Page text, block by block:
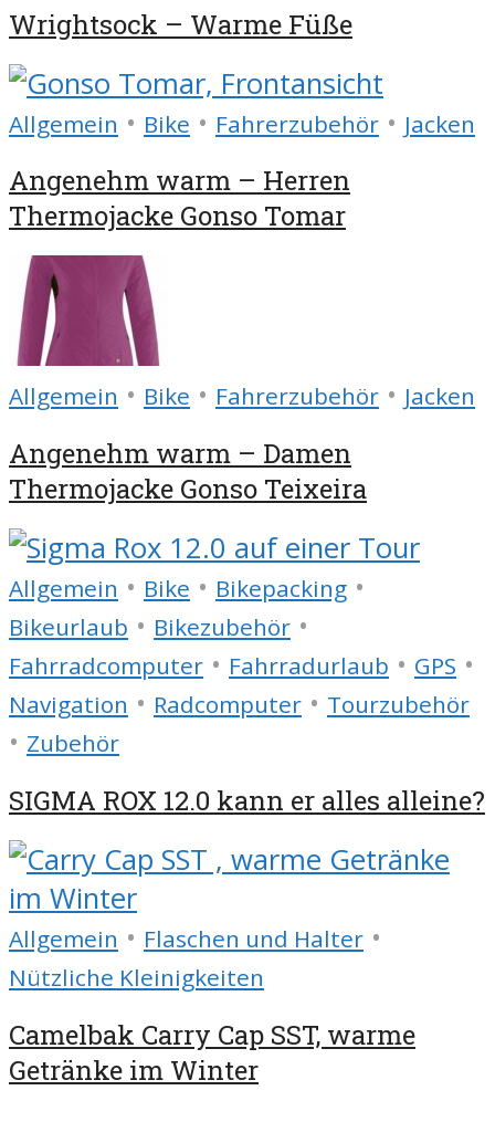
Wrightsock – Warme Füße
Allgemein • Bike • Fahrerzubehör • Jacken
Angenehm warm – Herren
Thermojacke Gonso Tomar
Allgemein • Bike • Fahrerzubehör • Jacken
Angenehm warm – Damen
Thermojacke Gonso Teixeira
Allgemein • Bike • Bikepacking •
Bikeurlaub • Bikezubehör •
Fahrradcomputer • Fahrradurlaub • GPS •
Navigation • Radcomputer • Tourzubehör
• Zubehör
SIGMA ROX 12.0 kann er alles alleine?
Allgemein • Flaschen und Halter •
Nützliche Kleinigkeiten
Camelbak Carry Cap SST, warme
Getränke im Winter